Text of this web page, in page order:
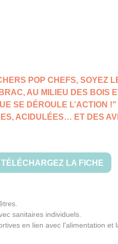
POP CHEFS, SOYEZ
AU MILIEU DES BOIS
SE DÉROULE L’ACTION
ACIDULÉES… ET DES
TÉLÉCHARGEZ LA FICHE
sanitaires individuels.
en lien avec l'alimentation et